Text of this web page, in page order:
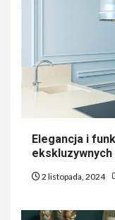
Elegancja i
2 listopada, 2024